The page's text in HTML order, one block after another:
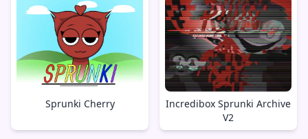
Sprunki Cherry
Incredibox Sprunki Archive
V2